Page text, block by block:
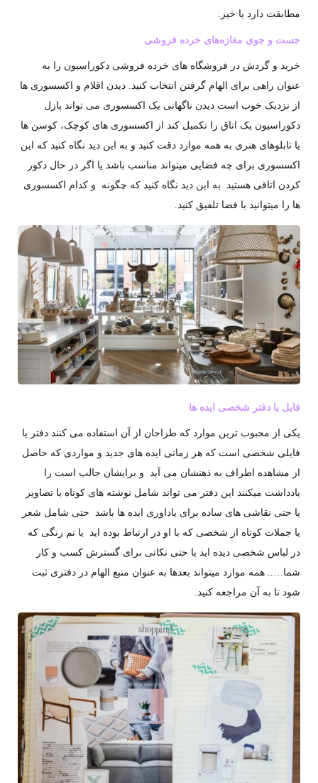
مطابقت دارد یا خیر.
جست و جوی مغازه‌های خرده فروشی
خرید و گردش در فروشگاه های خرده فروشی دکوراسیون را به
عنوان راهی برای الهام گرفتن انتخاب کنید. دیدن اقلام و اکسسوری ها
از نزدیک خوب است دیدن ناگهانی یک اکسسوری می تواند پازل
دکوراسیون یک اتاق را تکمیل کند از اکسسوری های کوچک، کوسن ها
یا تابلوهای هنری به همه موارد دقت کنید و به این دید نگاه کنید که این
اکسسوری برای چه فضایی میتواند مناسب باشد یا اگر در حال دکور
کردن اتاقی هستید به این دید نگاه کنید که چگونه و کدام اکسسوری
ها را میتوانید با فضا تلفیق کنید.
فایل یا دفتر شخصی ایده ها
یکی از محبوب ترین موارد که طراحان از آن استفاده می کنند دفتر یا
فایلی شخصی است که هر زمانی ایده های جدید و مواردی که حاصل
از مشاهده اطراف به ذهنشان می آید و برایشان جالب است را
یادداشت میکنند این دفتر می تواند شامل نوشته های کوتاه یا تصاویر
یا حتی نقاشی های ساده برای یاداوری ایده ها باشد حتی شامل شعر
یا جملات کوتاه از شخصی که با او در ارتباط بوده اید یا تم رنگی که
در لباس شخصی دیده اید یا حتی نکاتی برای گسترش کسب و کار
شما….. همه موارد میتواند بعدها به عنوان منبع الهام در دفتری ثبت
شود تا به آن مراجعه کنید.